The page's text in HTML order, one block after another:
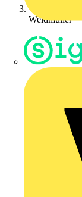
Weidmüller